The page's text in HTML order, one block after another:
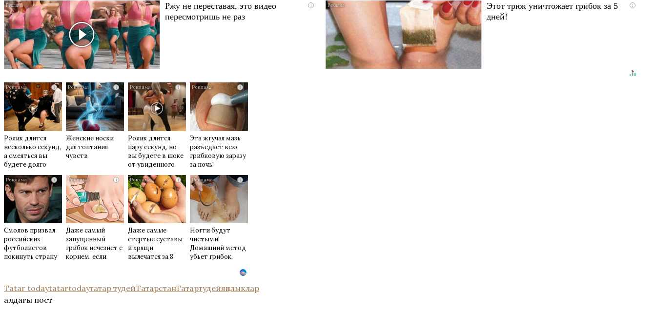
i
Ржу не переставая, это видео
пересмотришь не раз
i
Этот трюк уничтожает грибок за 5
дней!
i
Ролик длится
несколько секунд,
а смеяться вы
будете долго
i
Женские носки
для топтания
чувств
i
Ролик длится
пару секунд, но
вы будете в шоке
от увиденного
i
Эта жгучая мазь
разъедает всю
грибковую заразу
за ночь!
i
Смолов призвал
российских
футболистов
покинуть страну
i
Даже самый
запущенный
грибок исчезнет с
корнем, если
i
Даже самые
стертые суставы
и хрящи
вылечатся за 8
i
Ногти будут
чистыми!
Домашний метод
убьет грибок,
Tatar todaytatartodayтатар тудейТатарстанТатартудейяңалыклар
алдагы пост